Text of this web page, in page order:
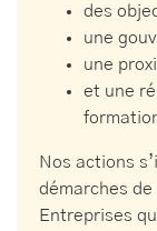
des
une
une
et une
Nos actions
démarches
Entreprises